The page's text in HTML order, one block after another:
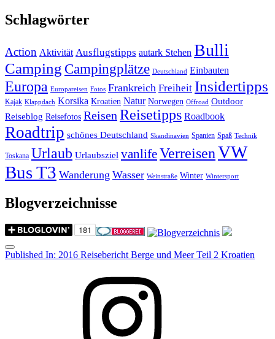
Schlagwörter
Action Aktivität Ausflugstipps autark Stehen Bulli
Camping Campingplätze Deutschland Einbauten
Europa Europareisen Fotos Frankreich Freiheit Insidertipps
Kajak Klappdach Korsika Kroatien Natur Norwegen Offroad Outdoor
Reiseblog Reisefotos ReisenReisetipps Roadbook
Roadtrip schönes Deutschland Skandinavien Spanien Spaß Technik
Toskana Urlaub Urlaubsziel vanlifeVerreisenVW
Bus T3 Wanderung Wasser Weinstraße Winter Wintersport
Blogverzeichnisse
Menu
Post
Published In: 2016 Reisebericht Berge und Meer Teil 2 Kroatien